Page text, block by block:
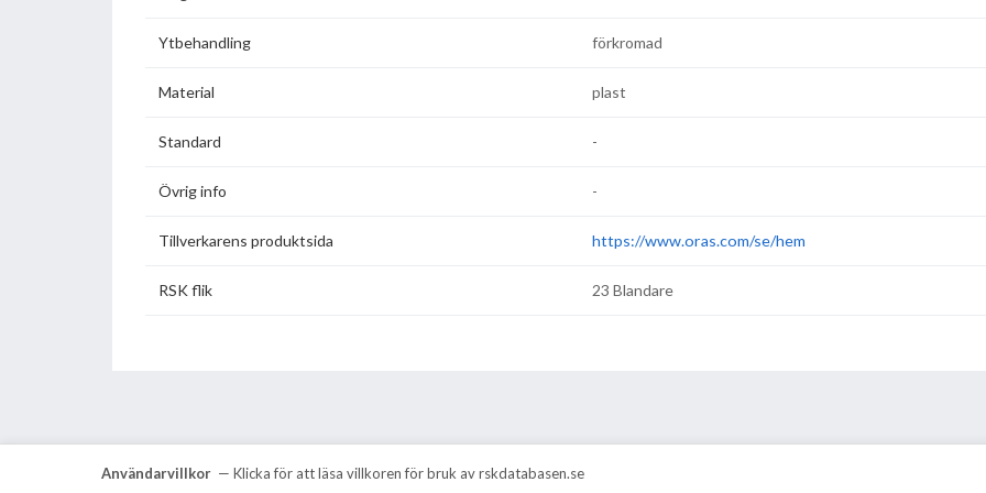
Ytbehandling förkromad
Material plast
Standard -
Övrig info -
Tillverkarens produktsida https://www.oras.com/se/hem
RSK flik 23 Blandare
Användarvillkor — Klicka för att läsa villkoren för bruk av rskdatabasen.se
VVS Information Data AB Drakenbergsgatan 21, 117 41 Stockholm